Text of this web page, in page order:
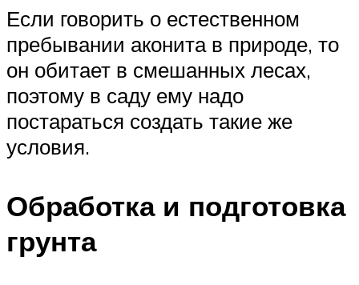
Если говорить о естественном
пребывании аконита в природе, то
он обитает в смешанных лесах,
поэтому в саду ему надо
постараться создать такие же
условия.
Обработка и подготовка
грунта